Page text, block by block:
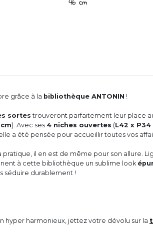
grâce à la bibliothèque ANTONIN !
sortes trouveront parfaitement leur place
). Avec ses 4 niches ouvertes (L42 x P34
a été pensée pour accueillir toutes vos
il en est de même pour son allure.
à cette bibliothèque un sublime look
séduire durablement !
hyper harmonieux, jettez votre dévolu sur la